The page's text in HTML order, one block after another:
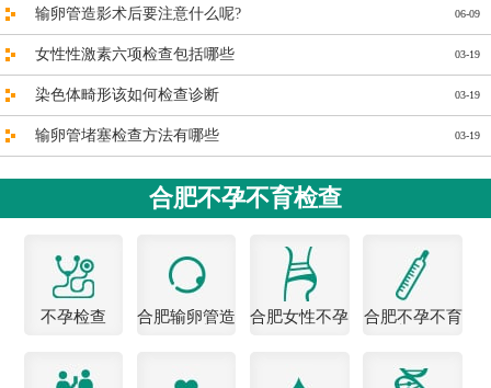
06-09
输卵管造影术后要注意什么呢?
03-19
女性性激素六项检查包括哪些
03-19
染色体畸形该如何检查诊断
03-19
输卵管堵塞检查方法有哪些
合肥不孕不育检查
不孕检查
合肥输卵管造
合肥女性不孕
合肥不孕不育